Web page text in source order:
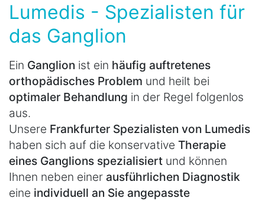
Lumedis - Spezialisten für
das Ganglion
Ein Ganglion ist ein häufig auftretenes
orthopädisches Problem und heilt bei
optimaler Behandlung in der Regel folgenlos
aus.
Unsere Frankfurter Spezialisten von Lumedis
haben sich auf die konservative Therapie
eines Ganglions spezialisiert und können
Ihnen neben einer ausführlichen Diagnostik
eine individuell an Sie angepasste